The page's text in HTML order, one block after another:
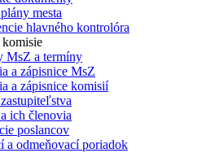
mesta
hlavného kontrolóra
MsZ a termíny
a zápisnice MsZ
a zápisnice komisií
ich členovia
poslancov
a odmeňovací poriadok